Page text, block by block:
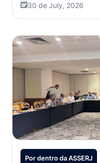
30 de July, 2026
Por dentro da ASSERJ